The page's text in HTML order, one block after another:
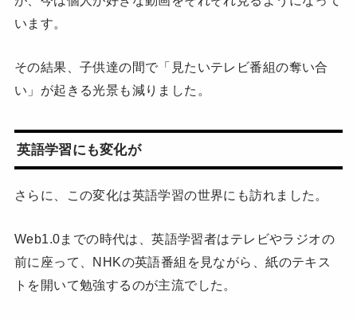
います。
その結果、子供達の間で「見たいテレビ番組の奪い合
い」が起きる光景も減りました。
英語学習にも変化が
さらに、この変化は英語学習の世界にも訪れました。
Web1.0までの時代は、英語学習者はテレビやラジオの
前に座って、NHKの英語番組を見ながら、紙のテキス
トを開いて勉強するのが主流でした。